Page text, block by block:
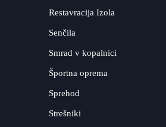
Restavracija Izola
Senčila
Smrad v kopalnici
Športna oprema
Sprehod
Strešniki